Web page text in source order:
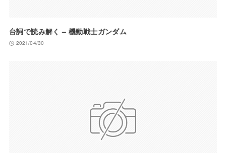
台詞で読み解く – 機動戦士ガンダム
2021/04/30